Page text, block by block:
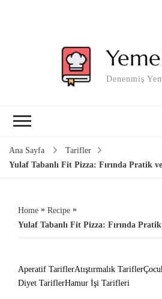
Denenmiş
Ana Sayfa
Tarifler
Yulaf Tabanlı Fit Pizza: Fırında Pratik ve
Home » Recipe »
Yulaf Tabanlı Fit Pizza: Fırında Pratik
Aperatif TariflerAtıştırmalık Tarifler
Diyet TariflerHamur İşi Tarifleri